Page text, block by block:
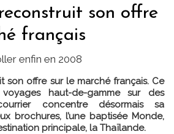
son offre
français
enfin en 2008
son offre sur le marché français. Ce
haut-de-gamme sur des
concentre désormais sa
brochures, l’une baptisée Monde,
principale, la Thaïlande.